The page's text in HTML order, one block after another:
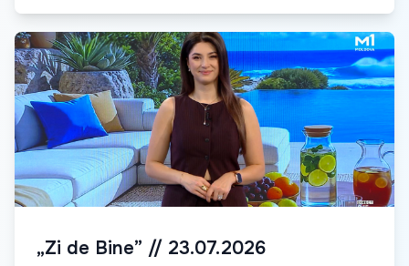
„Zi de Bine” // 23.07.2026